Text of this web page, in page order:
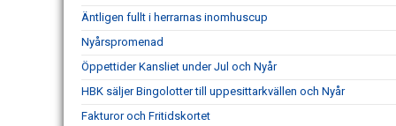
Äntligen fullt i herrarnas inomhuscup
Nyårspromenad
Öppettider Kansliet under Jul och Nyår
HBK säljer Bingolotter till uppesittarkvällen och Nyår
Fakturor och Fritidskortet